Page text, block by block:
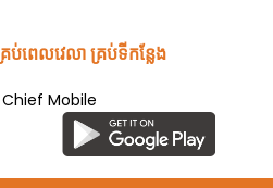
ប់ពេលវេលា គ្រប់ទីកន្លែង
Chief Mobile